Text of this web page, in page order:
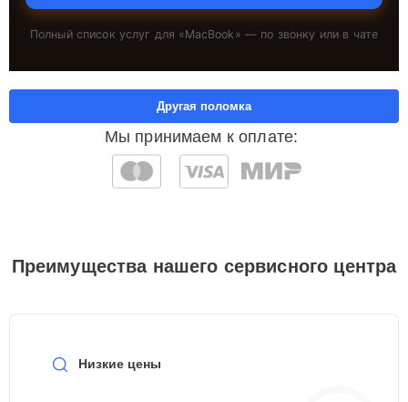
Полный список услуг для «MacBook » — по звонку или в чате
Мы принимаем к оплате:
Другая поломка
Преимущества нашего сервисного центра
Низкие цены